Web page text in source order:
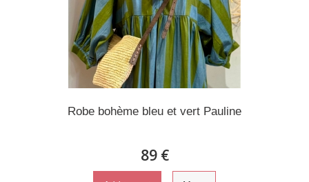
Robe bohème bleu et vert Pauline
89 €